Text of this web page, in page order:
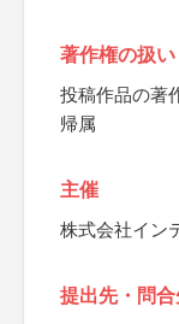
著作権の扱い
投稿作品の著
帰属
主催
株式会社イン
提出先・問合